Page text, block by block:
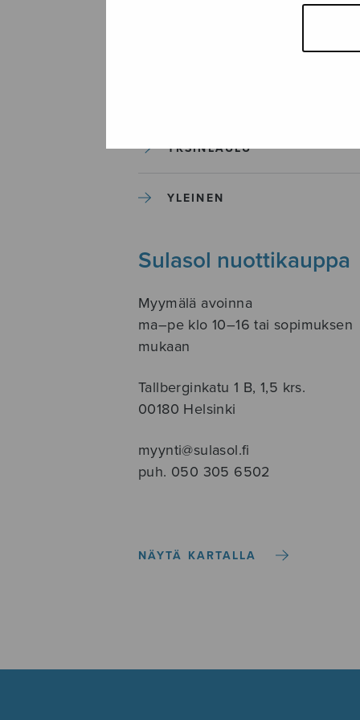
SOITINKOULUT JA OPPAAT
YKSINLAULU
YLEINEN
Sulasol nuottikauppa
Myymälä avoinna
ma–pe klo 10–16 tai sopimuksen
mukaan
Tallberginkatu 1 B, 1,5 krs.
00180 Helsinki
myynti@sulasol.fi
puh. 050 305 6502
NÄYTÄ KARTALLA